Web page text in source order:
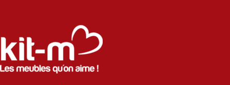
Salon angle - Salon convertible - Salon relax - Canapé -
Canapé lit - Cuisine sur-mesure - Fauteuil - Armoire - Table
et chaise - Meuble de salle de bain - Literie - Lit - Bureau -
Électroménager - Télévision led - Réfrigérateur -